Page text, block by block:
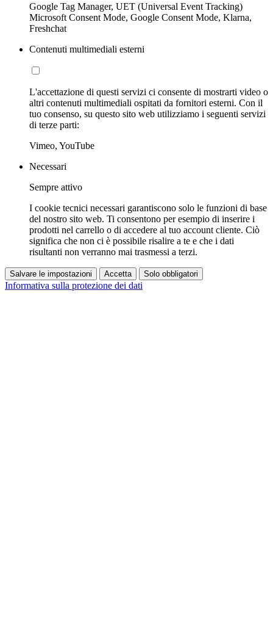
Google Tag Manager, UET (Universal Event Tracking)
Microsoft Consent Mode, Google Consent Mode, Klarna,
Freshchat
Contenuti multimediali esterni
L'accettazione di questi servizi ci consente di mostrarti video o
altri contenuti multimediali ospitati da fornitori esterni. Con il
tuo consenso, su questo sito web utilizziamo i seguenti servizi
di terze parti:
Vimeo, YouTube
Necessari
Sempre attivo
I cookie tecnici necessari garantiscono solo le funzioni di base
del nostro sito web. Ti consentono per esempio di inserire i
prodotti nel carrello o di accedere al tuo account cliente. Ciò
significa che non ci è possibile risalire a te e che i dati
risultanti non verranno mai trasmessi a terzi.
Salvare le impostazioni Accetta Solo obbligatori
Informativa sulla protezione dei dati